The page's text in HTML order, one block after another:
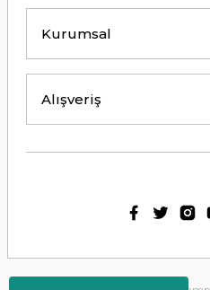
açıklayıcı bir şekilde benimle
Teşekkürler ilgi alaka süper.
yaptım. Çok memnun kaldım. 3. gün
sabah ürün elime ulaştı. Teşekkür
Ülkü Meriç | 15/01/2024
Kurumsal
Alışveriş